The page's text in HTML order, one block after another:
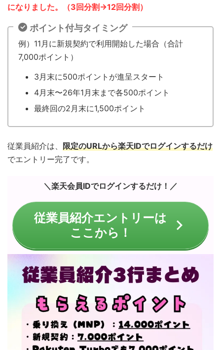
になりました。（3回分割→12回分割）
ポイント付与タイミング
例）11月に新規契約で利用開始した場合（合計
7,000ポイント）
3月末に500ポイントが進呈スタート
4月末〜26年1月末まで各500ポイント
最終回の2月末に1,500ポイント
従業員紹介は、 限定のURLから楽天IDでログインするだけ
でエントリー完了です。
＼楽天会員IDでログインするだけ！／
従業員紹介エントリーは
ここから！